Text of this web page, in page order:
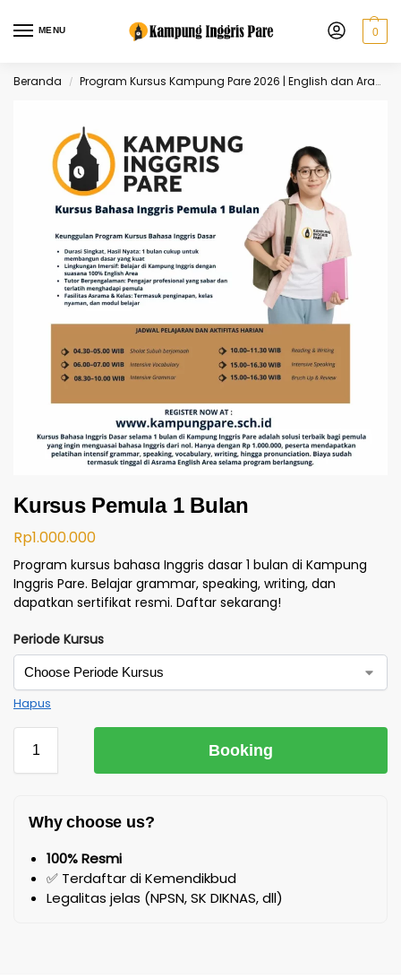
MENU 0
Beranda / Program Kursus Kampung Pare 2026 | English dan Arabic
Kursus Pemula 1 Bulan
Rp1.000.000
Program kursus bahasa Inggris dasar 1 bulan di Kampung
Inggris Pare. Belajar grammar, speaking, writing, dan
dapatkan sertifikat resmi. Daftar sekarang!
Periode Kursus
Hapus
Booking
Why choose us?
100% Resmi
✅ Terdaftar di Kemendikbud
Legalitas jelas (NPSN, SK DIKNAS, dll)